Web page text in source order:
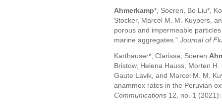
Ahmerkamp*, Soeren, Bo Liu*,
Stocker, Marcel M. M. Kuypers,
porous and impermeable
marine aggregates." Journal of
Karthäuser*, Clarissa, Soeren
Bristow, Helena Hauss, Morten
Gaute Lavik, and Marcel M. M.
anammox rates in the Peruvian
Communications 12, no. 1